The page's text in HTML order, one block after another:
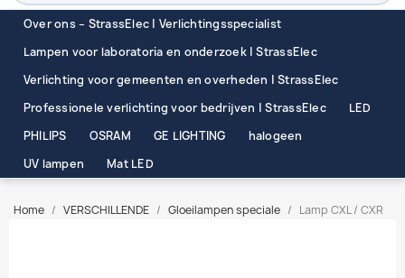
Over ons – StrassElec | Verlichtingsspecialist
Lampen voor laboratoria en onderzoek | StrassElec
Verlichting voor gemeenten en overheden | StrassElec
Professionele verlichting voor bedrijven | StrassElec
LED
PHILIPS
OSRAM GE LIGHTING
halogeen
UV lampen
Mat LED
Home VERSCHILLENDE Gloeilampen speciale Lamp CXL / CXR